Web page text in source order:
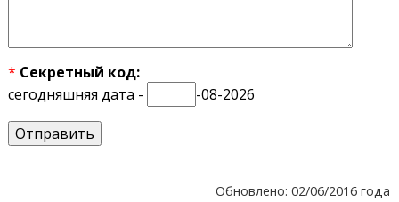
* Секретный код:
сегодняшняя дата -
-08-2026
Обновлено: 02/06/2016 года